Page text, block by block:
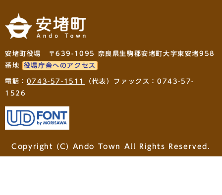
安堵町役場 〒639-1095 奈良県生駒郡安堵町大字東安堵958
番地
役場庁舎へのアクセス
電話： 0743-57-1511
（代表）ファックス：0743-57-
1526
Copyright (C) Ando Town All Rights Reserved.